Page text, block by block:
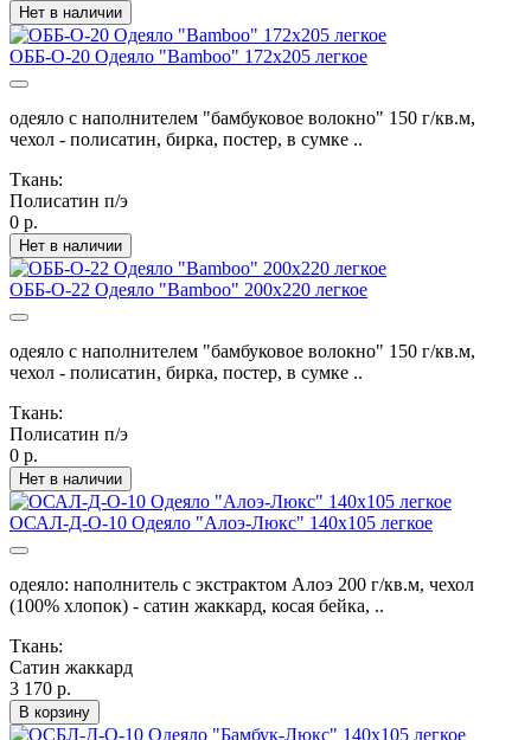
Нет в наличии
ОББ-О-20 Одеяло "Bamboo" 172х205 легкое
одеяло с наполнителем "бамбуковое волокно" 150 г/кв.м,
чехол - полисатин, бирка, постер, в сумке ..
Ткань:
Полисатин п/э
0 р.
Нет в наличии
ОББ-О-22 Одеяло "Bamboo" 200х220 легкое
одеяло с наполнителем "бамбуковое волокно" 150 г/кв.м,
чехол - полисатин, бирка, постер, в сумке ..
Ткань:
Полисатин п/э
0 р.
Нет в наличии
ОСАЛ-Д-О-10 Одеяло "Алоэ-Люкс" 140х105 легкое
одеяло: наполнитель с экстрактом Алоэ 200 г/кв.м, чехол
(100% хлопок) - сатин жаккард, косая бейка, ..
Ткань:
Сатин жаккард
3 170 р.
В корзину